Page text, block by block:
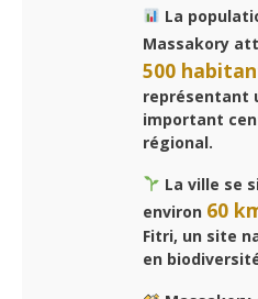
La
Massakory
500
représentant
important
régional.
La ville se
environ 60
Fitri, un site
en